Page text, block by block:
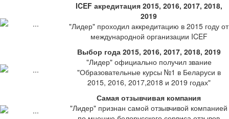
ICEF акредитация 2015, 2016, 2017, 2018,
2019
"Лидер" проходил аккредитацию в 2015 году от
международной организации ICEF
Выбор года 2015, 2016, 2017, 2018, 2019
"Лидер" официально получил звание
"Образовательные курсы №1 в Беларуси в
2015, 2016, 2017,2018 и 2019 годах"
Самая отзывчивая компания
"Лидер" признан самой отзывчивой компанией